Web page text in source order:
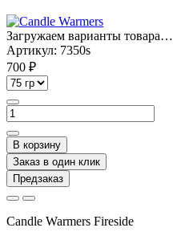
Загружаем варианты товара…
Артикул: 7350s
700 ₽
В корзину
Заказ в один клик
Предзаказ
Candle Warmers Fireside